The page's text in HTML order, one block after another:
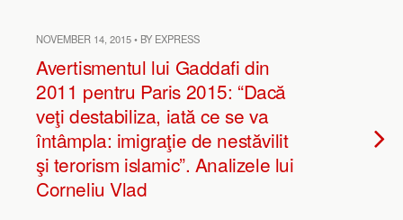
NOVEMBER 14, 2015 • BY EXPRESS
Avertismentul lui Gaddafi din
2011 pentru Paris 2015: “Dacă
veţi destabiliza, iată ce se va
întâmpla: imigraţie de nestăvilit
şi terorism islamic”. Analizele lui
Corneliu Vlad